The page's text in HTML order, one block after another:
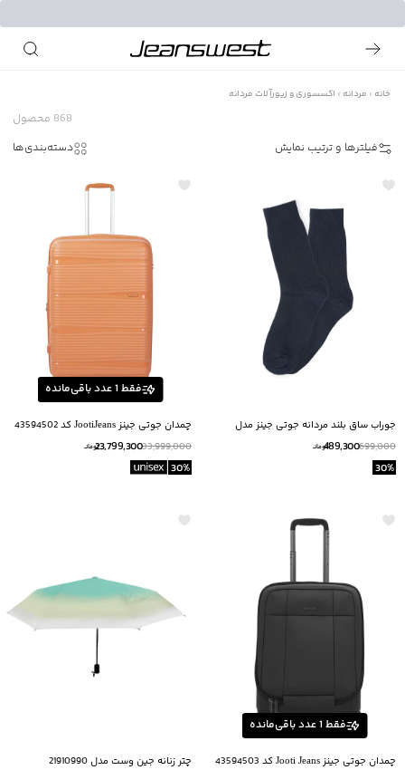
خانه مردانه اکسسوری و زیورآلات مردانه
868 محصول
فیلترها و ترتیب نمایش
دسته‌بندی‌ها
جوراب ساق بلند مردانه جوتی جینز مدل
51852001
699,000
489,300تومانــ
30%
فقط 1عدد باقی‌مانده
چمدان جوتی جینز JootiJeans کد 43594502
33,999,000
23,799,300تومانــ
30%
فقط 1عدد باقی‌مانده
چمدان جوتی جینز Jooti Jeans کد 43594503
چتر زنانه جین وست مدل 21910990